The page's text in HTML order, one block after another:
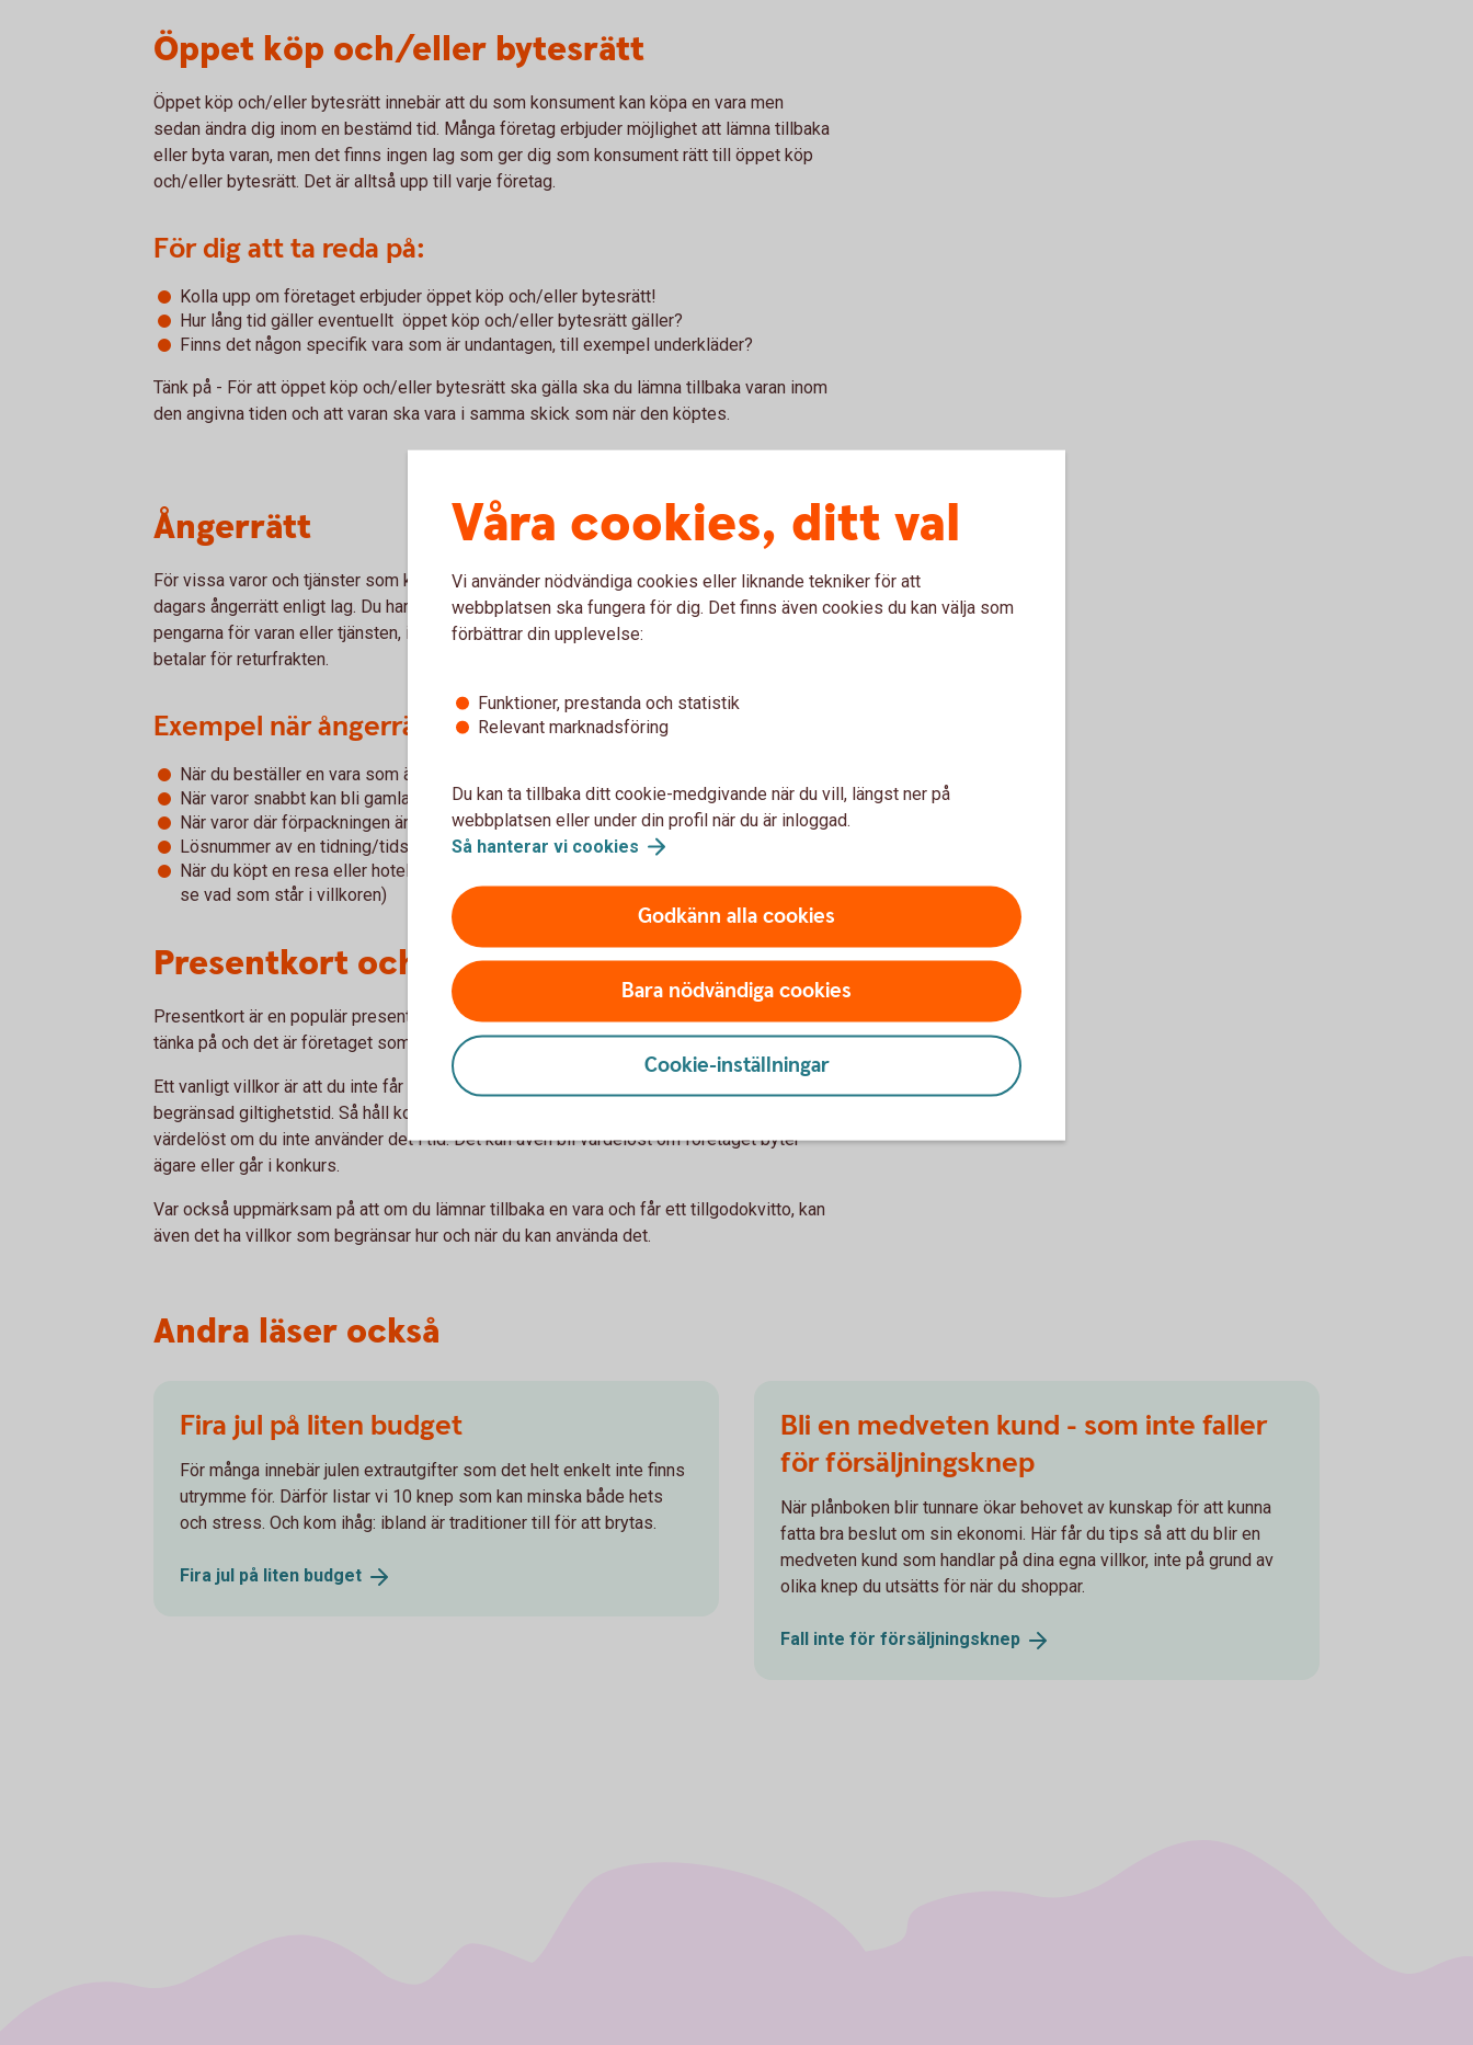
Öppet köp och/eller bytesrätt
Öppet köp och/eller bytesrätt innebär att du som konsument kan köpa en vara men
sedan ändra dig inom en bestämd tid. Många företag erbjuder möjlighet att lämna tillbaka
eller byta varan, men det finns ingen lag som ger dig som konsument rätt till öppet köp
och/eller bytesrätt. Det är alltså upp till varje företag.
För dig att ta reda på:
Kolla upp om företaget erbjuder öppet köp och/eller bytesrätt!
Hur lång tid gäller eventuellt öppet köp och/eller bytesrätt gäller?
Finns det någon specifik vara som är undantagen, till exempel underkläder?
Tänk på - För att öppet köp och/eller bytesrätt ska gälla ska du lämna tillbaka varan inom
den angivna tiden och att varan ska vara i samma skick som när den köptes.
Ångerrätt
För vissa varor och tjänster som köps på distans eller utanför affärslokaler gäller 14
dagars ångerrätt enligt lag. Du har då rätt att utan anledning ångra avtalet och få tillbaka
pengarna för varan eller tjänsten, ibland med vissa avdrag för till exempel att du själv
betalar för returfrakten.
Exempel när ångerrätten inte gäller:
När du beställer en vara som är specialtillverkad för dig
När varor snabbt kan bli gamla, till exempel olika livsmedel
När varor där förpackningen är bruten, till exempel underkläder
Lösnummer av en tidning/tidskrift
När du köpt en resa eller hotellvistelse (du kan ha möjlighet att avboka eller omboka,
se vad som står i villkoren)
Presentkort och tillgodokvitto
Presentkort är en populär present att både ge och få. Men det finns en del saker att
tänka på och det är företaget som säljer presentkortet som bestämmer villkoren.
Ett vanligt villkor är att du inte får byta in presentkortet mot kontanter och att det har en
begränsad giltighetstid. Så håll koll på hur länge det gäller – presentkortet blir nämligen
värdelöst om du inte använder det i tid. Det kan även bli värdelöst om företaget byter
ägare eller går i konkurs.
Var också uppmärksam på att om du lämnar tillbaka en vara och får ett tillgodokvitto, kan
även det ha villkor som begränsar hur och när du kan använda det.
Andra läser också
Fira jul på liten budget
För många innebär julen extrautgifter som det helt enkelt inte finns
utrymme för. Därför listar vi 10 knep som kan minska både hets
och stress. Och kom ihåg: ibland är traditioner till för att brytas.
Fira jul på liten budget
Bli en medveten kund - som inte faller
för försäljningsknep
När plånboken blir tunnare ökar behovet av kunskap för att kunna
fatta bra beslut om sin ekonomi. Här får du tips så att du blir en
medveten kund som handlar på dina egna villkor, inte på grund av
olika knep du utsätts för när du shoppar.
Fall inte för försäljningsknep
Våra cookies, ditt val
Vi använder nödvändiga cookies eller liknande tekniker för att
webbplatsen ska fungera för dig. Det finns även cookies du kan välja som
förbättrar din upplevelse:
Funktioner, prestanda och statistik
Relevant marknadsföring
Du kan ta tillbaka ditt cookie-medgivande när du vill, längst ner på
webbplatsen eller under din profil när du är inloggad.
Så hanterar vi cookies
Godkänn alla cookies
Bara nödvändiga cookies
Cookie-inställningar